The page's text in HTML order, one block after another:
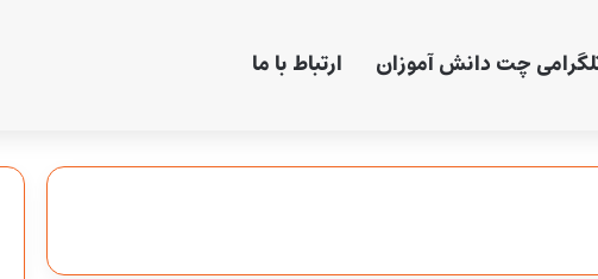
چت دانش آموزان ارتباط با ما